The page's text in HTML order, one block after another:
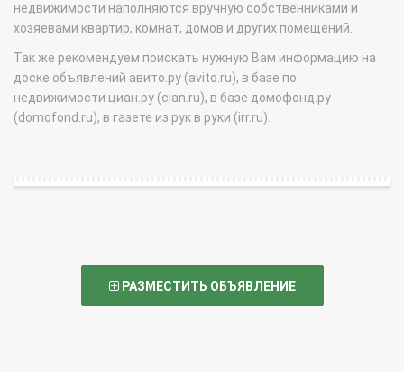
недвижимости наполняются вручную собственниками и
хозяевами квартир, комнат, домов и других помещений.
Так же рекомендуем поискать нужную Вам информацию на
доске объявлений авито.ру (avito.ru), в базе по
недвижимости циан.ру (cian.ru), в базе домофонд.ру
(domofond.ru), в газете из рук в руки (irr.ru).
РАЗМЕСТИТЬ ОБЪЯВЛЕНИЕ